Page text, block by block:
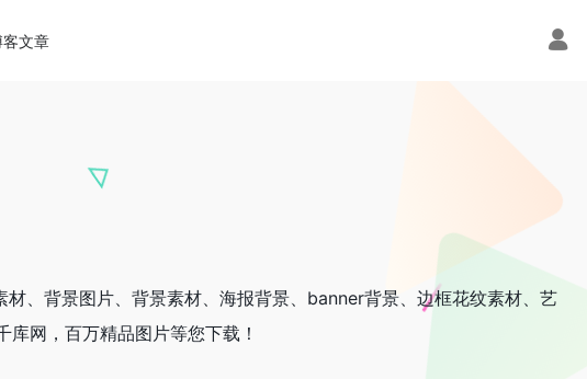
客文章
、背景图片、背景素材、海报背景、banner背景、边框花纹素材、艺
网，百万精品图片等您下载！